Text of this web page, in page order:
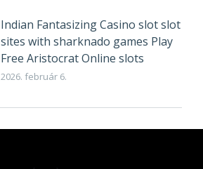
Indian Fantasizing Casino slot slot
sites with sharknado games Play
Free Aristocrat Online slots
2026. február 6.